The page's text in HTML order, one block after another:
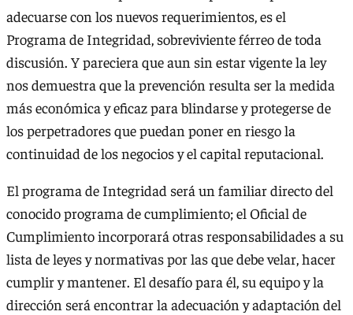
adecuarse con los nuevos requerimientos, es el
Programa de Integridad, sobreviviente férreo de toda
discusión. Y pareciera que aun sin estar vigente la ley
nos demuestra que la prevención resulta ser la medida
más económica y eficaz para blindarse y protegerse de
los perpetradores que puedan poner en riesgo la
continuidad de los negocios y el capital reputacional.
El programa de Integridad será un familiar directo del
conocido programa de cumplimiento; el Oficial de
Cumplimiento incorporará otras responsabilidades a su
lista de leyes y normativas por las que debe velar, hacer
cumplir y mantener. El desafío para él, su equipo y la
dirección será encontrar la adecuación y adaptación del